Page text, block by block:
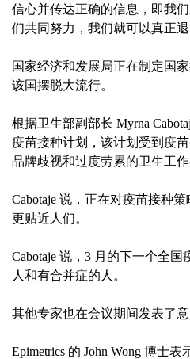
信心并传达正确的信息，即我
们共同努力，我们就可以真正
国家经济和发展局正在制定国
该国摆脱大流行。
根据卫生部副部长 Myrna
疫苗接种计划，该计划受到疫
品牌歧视和过度劳累的卫生工作
Cabotaje 说，正在对疫苗接种
更贴近人们。
Cabotaje 说，3 月的下一个全
人和有合并症的人。
其他专家也在会议期间发表了意
Epimetrics 的 John Wong 博士